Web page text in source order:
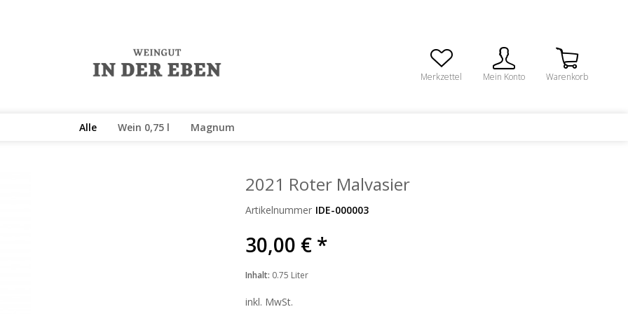
Merkzettel Mein Konto Warenkorb
Alle Wein 0,75 l Magnum
2021 Roter Malvasier
Artikelnummer IDE-000003
30,00 € *
Inhalt: 0.75 Liter
inkl. MwSt.